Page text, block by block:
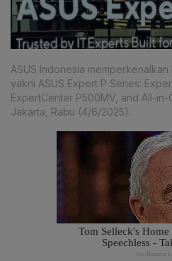
ASUS Indonesia
yakni ASUS Expert P Series:
ExpertCenter P500MV, and All-
Jakarta, Rabu (4/6/2025).